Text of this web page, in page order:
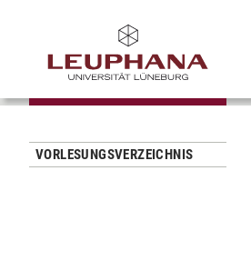
VORLESUNGSVERZEICHNIS